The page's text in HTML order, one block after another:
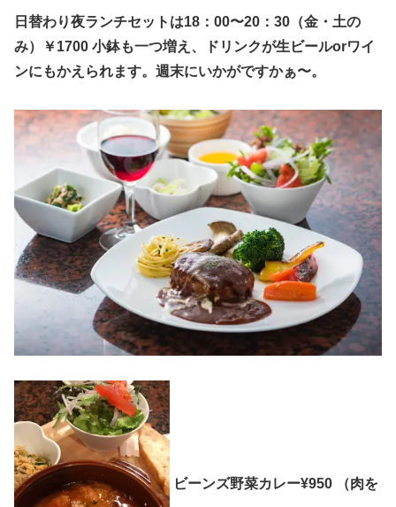
日替わり夜ランチセットは18：00〜20：30（金・土の
み）￥1700 小鉢も一つ増え、ドリンクが生ビールorワイ
ンにもかえられます。週末にいかがですかぁ〜。
ビーンズ野菜カレー¥950 （肉を